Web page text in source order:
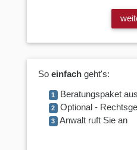
So einfachgeht's:
1 Beratungspaket
2 Optional -
3 Anwalt ruft Sie an